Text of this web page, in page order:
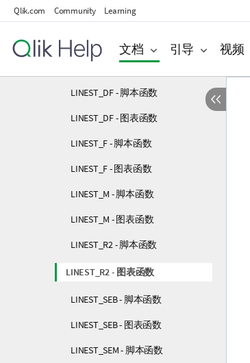
Qlik.com Community Learning
文档 引导 视频
Kurtosis - 图表函数
LINEST_B - 脚本函数
LINEST_DF - 脚本函数
LINEST_DF - 图表函数
LINEST_F - 脚本函数
LINEST_F - 图表函数
LINEST_M - 脚本函数
LINEST_M - 图表函数
LINEST_R2 - 脚本函数
LINEST_R2 - 图表函数
LINEST_SEB - 脚本函数
LINEST_SEB - 图表函数
LINEST_SEM - 脚本函数